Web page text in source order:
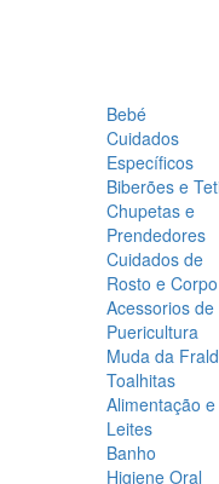
Bebé
Cuidados
Específicos
Biberões e
Chupetas e
Prendedores
Cuidados de
Rosto e Corpo
Acessorios de
Puericultura
Muda da
Toalhitas
Alimentação e
Leites
Banho
Higiene Oral